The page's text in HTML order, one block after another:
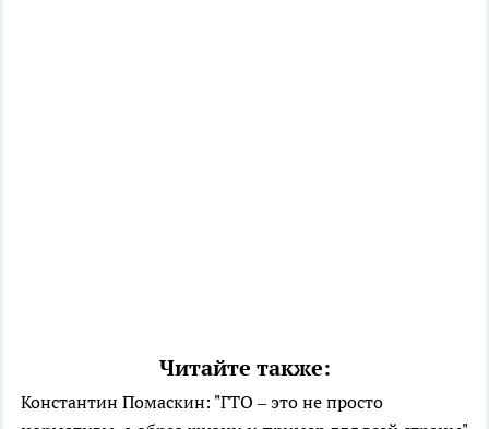
Читайте также:
Константин Помаскин: "ГТО – это не просто